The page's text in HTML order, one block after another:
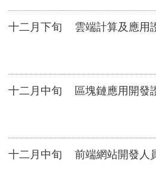
十二月下旬 雲端計算及應用
十二月中旬 區塊鏈應用開發
十二月中旬 前端網站開發人